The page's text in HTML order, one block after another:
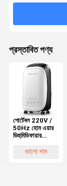
প্রস্তাবিত পণ্য
পোর্টেবল 220V /
50Hz হোম এয়ার
ডিহুমিডিফায়ার
ফ্লো সহভালো দাম